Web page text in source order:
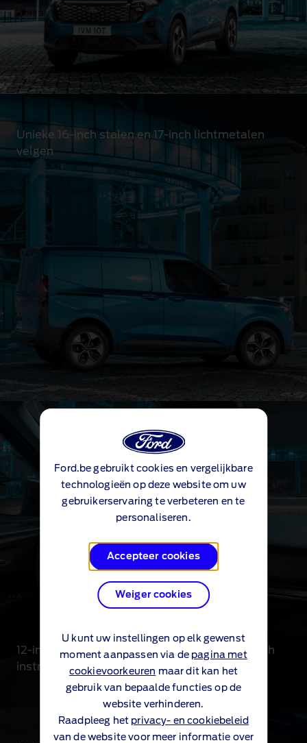
Unieke 16-inch stalen en 17-inch lichtmetalen
velgen
12-inch touchscreen en volledig digitaal 12-inch
instrumentenpaneel
Ford.be gebruikt cookies en vergelijkbare
technologieën op deze website om uw
gebruikerservaring te verbeteren en te
personaliseren.
Accepteer cookies
Weiger cookies
U kunt uw instellingen op elk gewenst
moment aanpassen via de pagina met
cookievoorkeuren maar dit kan het
gebruik van bepaalde functies op de
website verhinderen.
Raadpleeg het privacy- en cookiebeleid
van de website voor meer informatie over